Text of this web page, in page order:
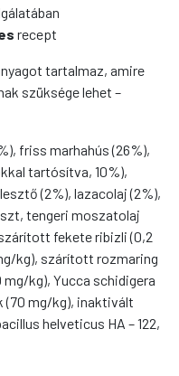
recept
tartalmaz, amire
szüksége lehet –
friss marhahús (26%),
tartósítva, 10%),
(2%), lazacolaj (2%),
tengeri moszatolaj
fekete ribizli (0,2
kg), szárított rozmaring
kg), Yucca schidigera
mg/kg), inaktivált
helveticus HA – 122,